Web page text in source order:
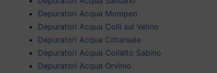
Depuratori Acqua Mompeo
Depuratori Acqua Colli sul Velino
Depuratori Acqua Cittareale
Depuratori Acqua Collalto Sabino
Depuratori Acqua Orvinio